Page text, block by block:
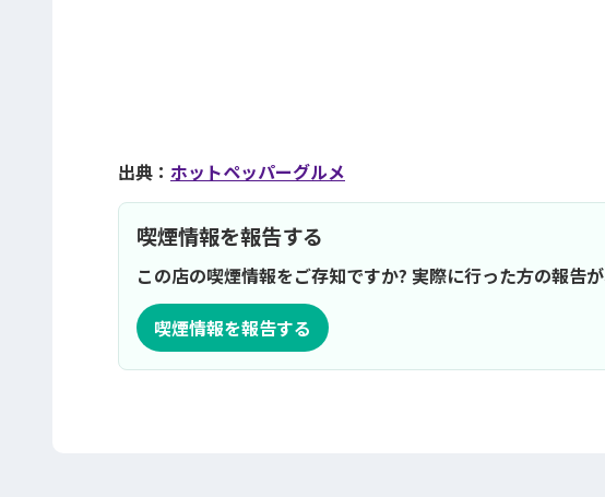
出典： ホットペッパーグルメ
喫煙情報を報告する
この店の喫煙情報をご存知ですか? 実際に行った方の報告
喫煙情報を報告する